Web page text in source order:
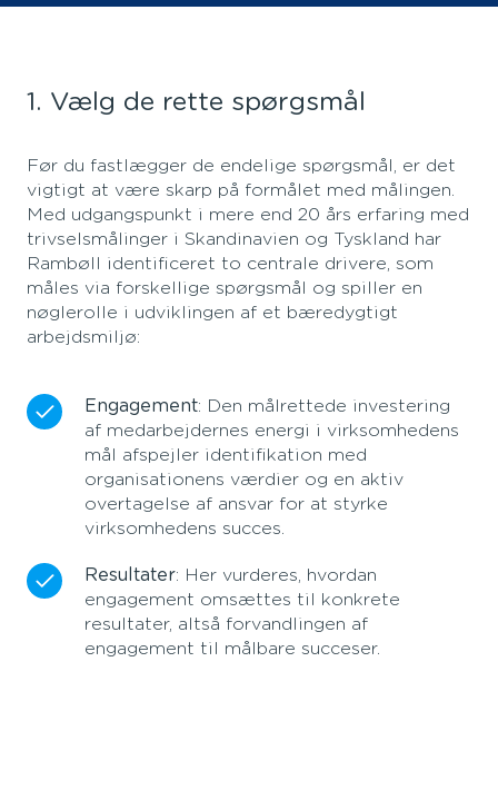
1. Vælg de rette spørgsmål
Før du fastlægger de endelige spørgsmål, er det
vigtigt at være skarp på formålet med målingen.
Med udgangspunkt i mere end 20 års erfaring med
trivselsmålinger i Skandinavien og Tyskland har
Rambøll identificeret to centrale drivere, som
måles via forskellige spørgsmål og spiller en
nøglerolle i udviklingen af et bæredygtigt
arbejdsmiljø:
Engagement: Den målrettede investering
af medarbejdernes energi i virksomhedens
mål afspejler identifikation med
organisationens værdier og en aktiv
overtagelse af ansvar for at styrke
virksomhedens succes.
Resultater: Her vurderes, hvordan
engagement omsættes til konkrete
resultater, altså forvandlingen af
engagement til målbare succeser.